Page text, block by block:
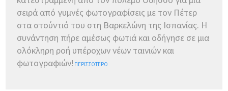
σειρά από γυμνές φωτογραφίσεις με τον Πέτερ
στα στούντιό του στη Βαρκελώνη της Ισπανίας. Η
συνάντηση πήρε αμέσως φωτιά και οδήγησε σε μια
ολόκληρη ροή υπέροχων νέων ταινιών και
φωτογραφιών! ΠΕΡΙΣΣΌΤΕΡΟ